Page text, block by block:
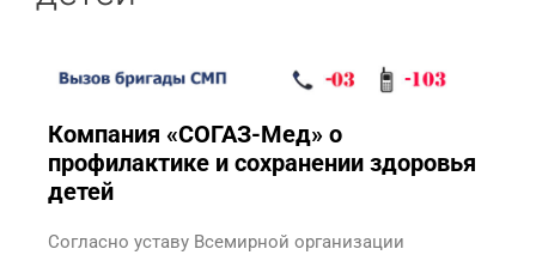
Компания «СОГАЗ-Мед» о
профилактике и сохранении здоровья
детей
Согласно уставу Всемирной организации